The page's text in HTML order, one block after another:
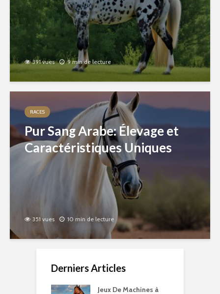
391 vues 9 min de lecture
RACES
Pur Sang Arabe: Élevage et
Caractéristiques Uniques
351 vues 10 min de lecture
Derniers Articles
Jeux De Machines à